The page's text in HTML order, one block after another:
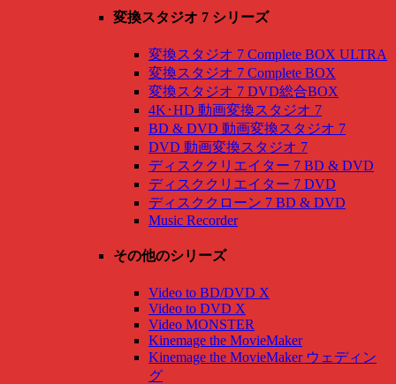
変換スタジオ 7 シリーズ
変換スタジオ 7 Complete BOX ULTRA
変換スタジオ 7 Complete BOX
変換スタジオ 7 DVD総合BOX
4K･HD 動画変換スタジオ 7
BD & DVD 動画変換スタジオ 7
DVD 動画変換スタジオ 7
ディスククリエイター 7 BD & DVD
ディスククリエイター 7 DVD
ディスククローン 7 BD & DVD
Music Recorder
その他のシリーズ
Video to BD/DVD X
Video to DVD X
Video MONSTER
Kinemage the MovieMaker
Kinemage the MovieMaker ウェディン
グ